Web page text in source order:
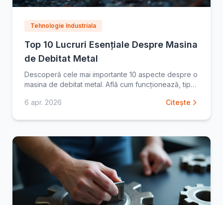
Tehnologie Industriala
Top 10 Lucruri Esențiale Despre Masina
de Debitat Metal
Descoperă cele mai importante 10 aspecte despre o
masina de debitat metal. Află cum funcționează, tipuri
6 apr. 2026
Citește